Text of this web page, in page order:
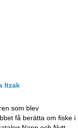
Itzak
som blev
få berätta om fiske i